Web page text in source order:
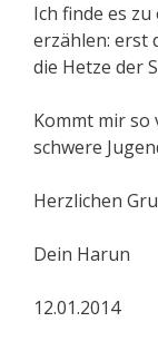
Ich finde es
erzählen: erst
die Hetze der
Kommt mir so
schwere
Herzlichen
Dein Harun
12.01.2014